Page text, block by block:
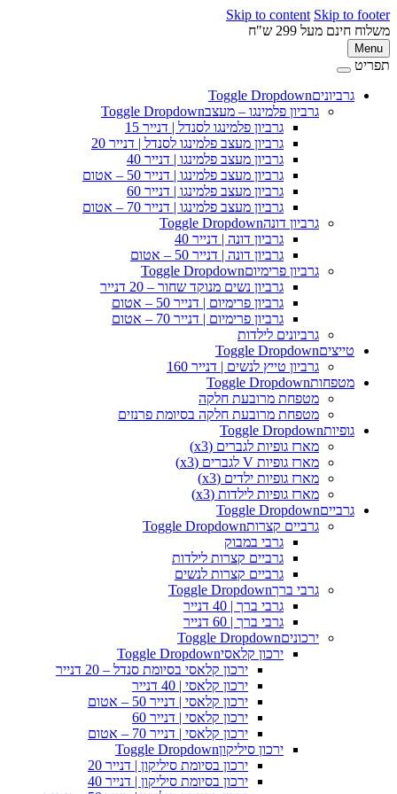
Skip to content Skip to
מעל 299 ש"ח
גרביוניםToggle Dropdown
גרביון פלמינגו – מעצבToggle Dropdown
גרביון פלמינגו לסנדל | דנייר 15
גרביון מעצב פלמינגו לסנדל | דנייר 20
גרביון מעצב פלמינגו | דנייר 40
גרביון מעצב פלמינגו | דנייר 50 – אטום
גרביון מעצב פלמינגו | דנייר 60
גרביון מעצב פלמינגו | דנייר 70 – אטום
גרביון דונהToggle Dropdown
גרביון דונה | דנייר 40
גרביון דונה | דנייר 50 – אטום
גרביון פרימיוםToggle Dropdown
גרביון נשים מנוקד שחור – 20 דנייר
גרביון פרימיום | דנייר 50 – אטום
גרביון פרימיום | דנייר 70 – אטום
גרביונים לילדות
טייצים Toggle Dropdown
גרביון טייץ לנשים | דנייר 160
מטפחותToggle Dropdown
מטפחת מרובעת חלקה
מטפחת מרובעת חלקה בסיומת פרנזים
גופיות
Toggle Dropdown
מארז גופיות לגברים (x3)
מארז גופיות V לגברים (x3)
מארז גופיות ילדים (x3)
מארז גופיות לילדות (x3)
גרביים Toggle Dropdown
גרביים קצרות Toggle Dropdown
גרבי במבוק
גרביים קצרות לילדות
גרביים קצרות לנשים
גרבי ברךToggle Dropdown
גרבי ברך | 40 דנייר
גרבי ברך | 60 דנייר
ירכוניםToggle Dropdown
ירכון קלאסי Toggle Dropdown
ירכון קלאסי בסיומת סנדל – 20 דנייר
ירכון קלאסי | 40 דנייר
ירכון קלאסי | דנייר 50 – אטום
ירכון קלאסי | דנייר 60
ירכון קלאסי | דנייר 70 – אטום
ירכון סיליקוןToggle Dropdown
ירכון בסיומת סיליקון | דנייר 20
ירכון בסיומת סיליקון | דנייר 40